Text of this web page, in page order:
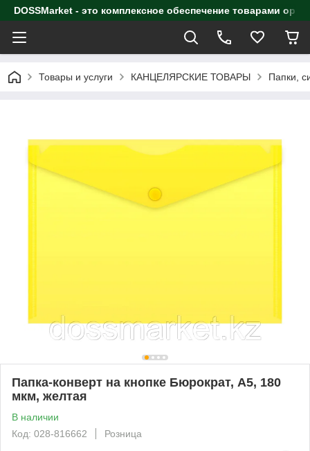
DOSSMarket - это комплексное обеспечение товарами
Товары и услуги КАНЦЕЛЯРСКИЕ ТОВАРЫ Папки,
Папка-конверт на кнопке Бюрократ, А5, 180
мкм, желтая
В наличии
Код: 028-816662
Розница